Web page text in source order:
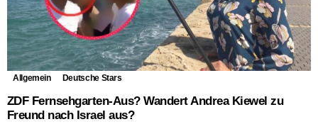
Allgemein Deutsche Stars
ZDF Fernsehgarten-Aus? Wandert Andrea Kiewel zu
Freund nach Israel aus?